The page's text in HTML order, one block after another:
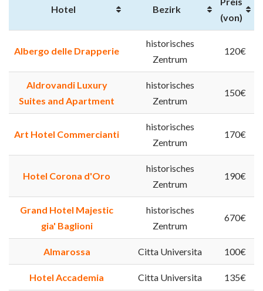
Hotel Bezirk
(von)
Albergo delle Drapperie
historisches
Zentrum
120€
Aldrovandi Luxury
Suites and Apartment
historisches
Zentrum
150€
Art Hotel Commercianti
historisches
Zentrum
170€
Hotel Corona d'Oro
historisches
Zentrum
190€
Grand Hotel Majestic
gia' Baglioni
historisches
Zentrum
670€
Almarossa Citta Universita 100€
Hotel Accademia Citta Universita 135€